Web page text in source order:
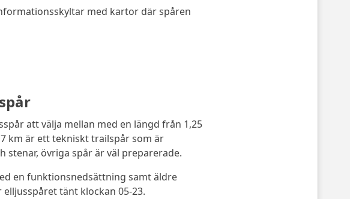
med kartor där spåren
att välja mellan med en längd från 1,25
km är ett tekniskt trailspår som är
övriga spår är väl preparerade.
en funktionsnedsättning samt äldre
tänt klockan 05-23.